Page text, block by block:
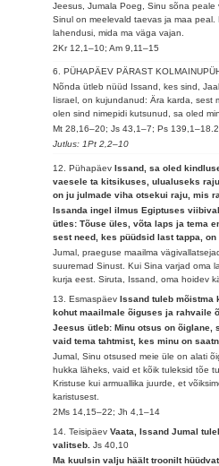
Jeesus, Jumala Poeg, Sinu sõna peale
Sinul on meelevald taevas ja maa peal.
lahendusi, mida ma väga vajan.
2Kr 12,1–10; Am 9,11–15
6. PÜHAPÄEV PÄRAST
Nõnda ütleb nüüd Issand, kes sind,
Iisrael, on kujundanud: Ära karda, sest
olen sind nimepidi kutsunud, sa oled
Mt 28,16–20; Js 43,1–7; Ps
Jutlus: 1Pt 2,2–10
12. PühapäevIssand, sa oled
vaesele ta kitsikuses, ulualuseks
on ju julmade viha otsekui raju, mis
Issanda ingel ilmus Egiptuses
ütles: Tõuse üles, võta laps ja tema
sest need, kes püüdsid last tappa,
Jumal, praeguse maailma
suuremad Sinust. Kui Sina varjad oma
kurja eest. Siruta, Issand, oma hoidev
13. EsmaspäevIssand tuleb mõistma
kohut maailmale õiguses ja rahvaile
Jeesus ütleb: Minu otsus on õiglane,
vaid tema tahtmist, kes minu on
Jumal, Sinu otsused meie üle on alati
hukka läheks, vaid et kõik tuleksid tõe
Kristuse kui armuallika juurde, et
karistusest.
2Ms 14,15–22; Jh 4,1–14
14. TeisipäevVaata, Issand Jumal
valitseb.Js 40,10
Ma kuulsin valju häält troonilt